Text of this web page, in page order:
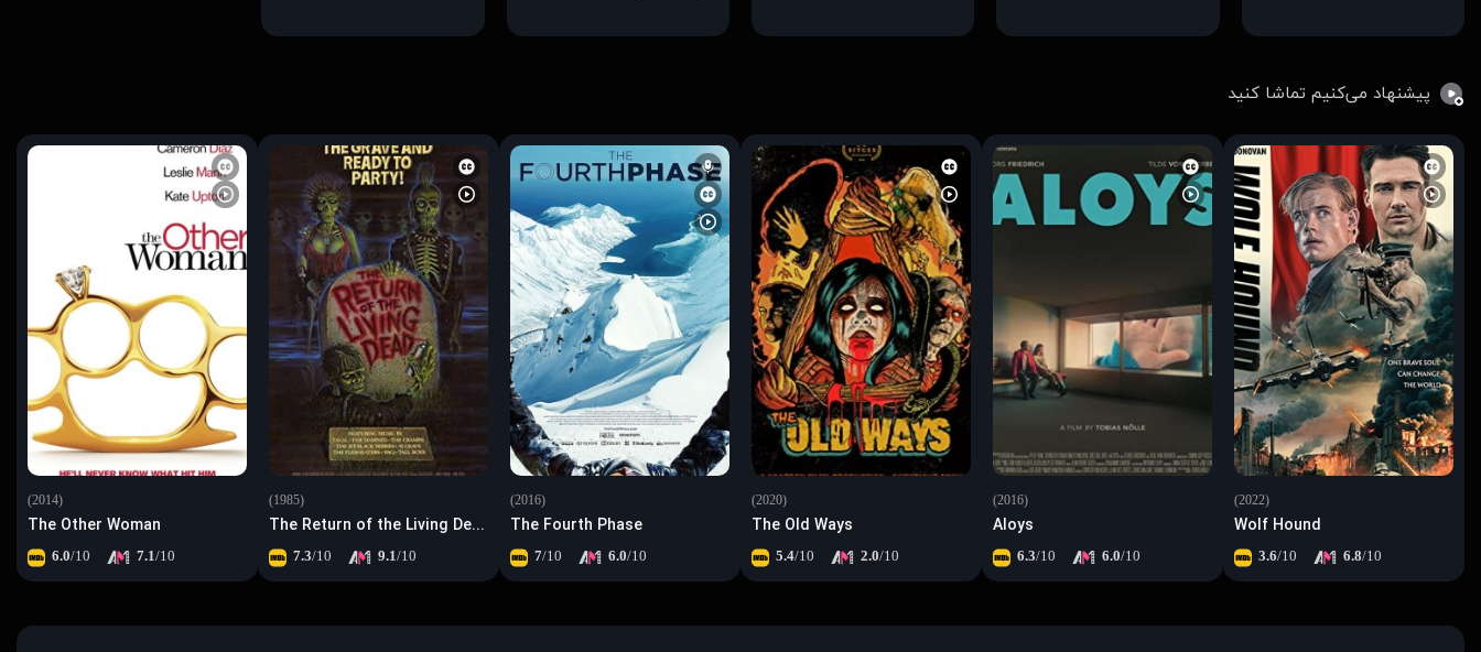
پیشنهاد می‌کنیم تماشا کنید
(2022)
Wolf Hound
3.6/10 6.8/10
(2016)
Aloys
6.3/10 6.0/10
(2020)
The Old Ways
5.4/10 2.0/10
(2016)
The Fourth Phase
7/10 6.0/10
(1985)
The Return of the Living Dead
7.3/10 9.1/10
(2014)
The Other Woman
6.0/10 7.1/10